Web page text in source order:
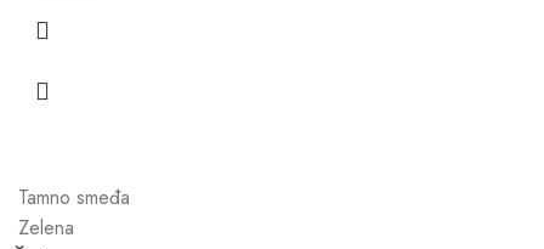
Tamno smeđa
Zelena